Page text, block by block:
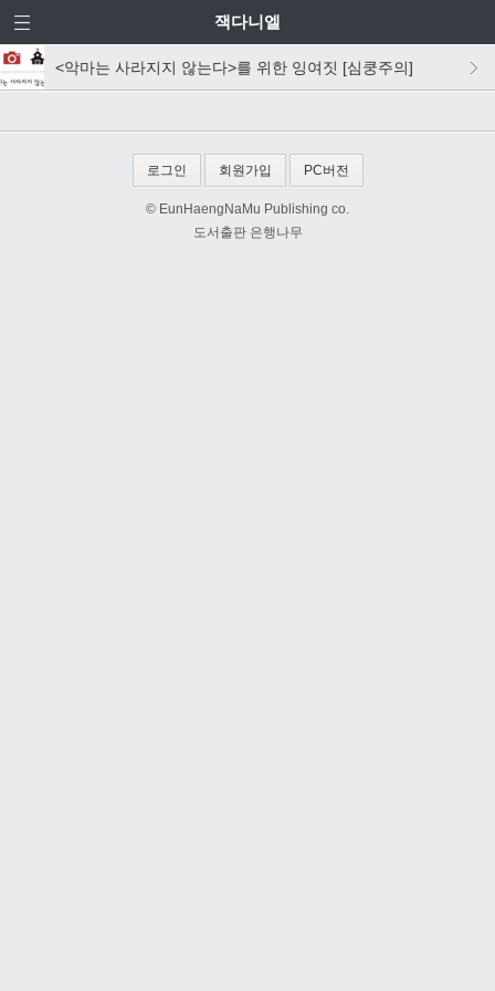
잭다니엘
<악마는 사라지지 않는다>를 위한 잉여짓 [심쿵주의]
로그인 회원가입 PC버전
© EunHaengNaMu Publishing co.
도서출판 은행나무